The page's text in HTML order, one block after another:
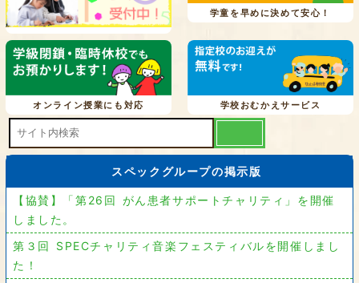
学童を早めに決めて安心！
オンライン授業にも対応 学校おむかえサービス
スペックグループの掲示版
【協賛】「第26回 がん患者サポートチャリティ」を開催
しました。
第３回 SPECチャリティ音楽フェスティバルを開催しまし
た！